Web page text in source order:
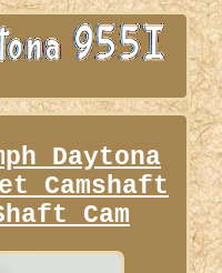
Daytona
Camshaft
Cam